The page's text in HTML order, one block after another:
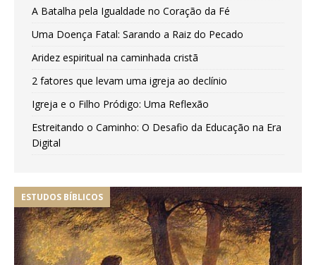
A Batalha pela Igualdade no Coração da Fé
Uma Doença Fatal: Sarando a Raiz do Pecado
Aridez espiritual na caminhada cristã
2 fatores que levam uma igreja ao declínio
Igreja e o Filho Pródigo: Uma Reflexão
Estreitando o Caminho: O Desafio da Educação na Era
Digital
ESTUDOS BÍBLICOS